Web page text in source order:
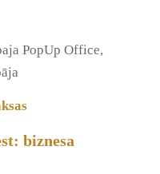
PopUp Office,
biznesa